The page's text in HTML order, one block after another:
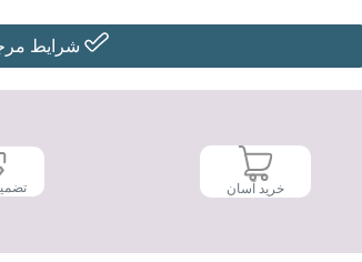
شرایط
خرید آسان